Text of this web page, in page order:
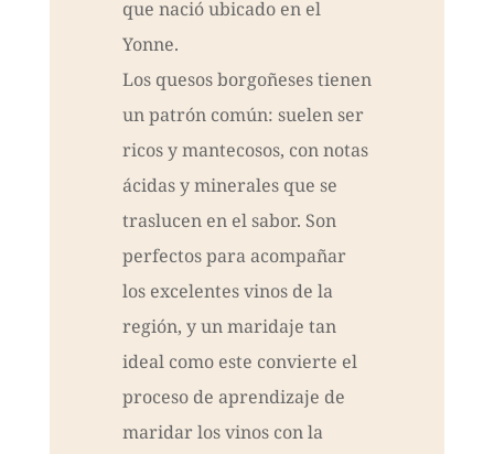
que nació ubicado en el
Yonne.
Los quesos borgoñeses tienen
un patrón común: suelen ser
ricos y mantecosos, con notas
ácidas y minerales que se
traslucen en el sabor. Son
perfectos para acompañar
los excelentes vinos de la
región, y un maridaje tan
ideal como este convierte el
proceso de aprendizaje de
maridar los vinos con la